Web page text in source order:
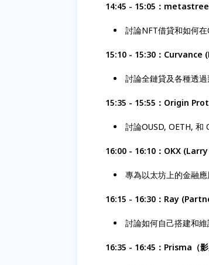
14:45 - 15:05：
討論NFT借貸和如何
15:10 - 15:30：Curvance
討論全鏈貸及各種透過
15:35 - 15:55：Origin
討論OUSD, OETH, 和
16:00 - 16:10：OKX
專為以太坊上的金融
16:15 - 16:30：Ray
討論如何自己搭建和維
16:35 - 16:45：Prisma（影